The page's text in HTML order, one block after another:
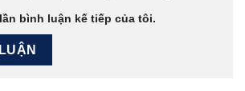
bình luận kế tiếp của tôi.